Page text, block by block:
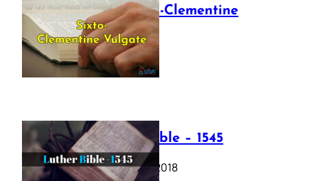
The Sixto-Clementine
Vulgate
July 12, 2025
Luther Bible – 1545
October 17, 2018